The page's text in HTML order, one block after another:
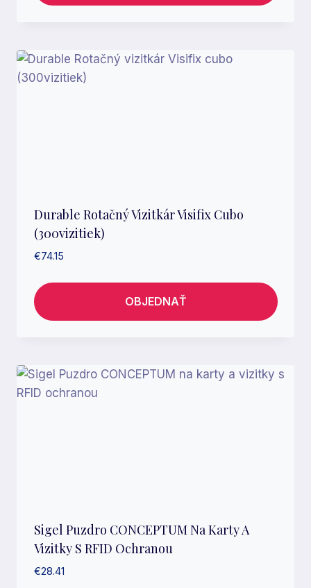
Durable Rotačný Vizitkár Visifix Cubo
(300vizitiek)
€74.15
OBJEDNAŤ
Sigel Puzdro CONCEPTUM Na Karty A
Vizitky S RFID Ochranou
€28.41